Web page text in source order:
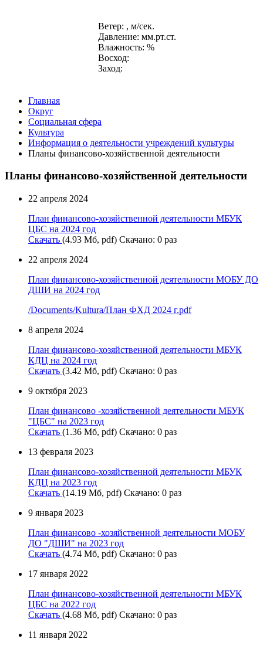
Ветер: , м/сек.
Давление: мм.рт.ст.
Влажность: %
Восход:
Заход:
Главная
Округ
Социальная сфера
Культура
Информация о деятельности учреждений культуры
Планы финансово-хозяйственной деятельности
Планы финансово-хозяйственной деятельности
22 апреля 2024
План финансово-хозяйственной деятельности МБУК
ЦБС на 2024 год
Скачать (4.93 Мб, pdf) Скачано: 0 раз
22 апреля 2024
План финансово-хозяйственной деятельности МОБУ ДО
ДШИ на 2024 год
/Documents/Kultura/План ФХД 2024 г.pdf
8 апреля 2024
План финансово-хозяйственной деятельности МБУК
КДЦ на 2024 год
Скачать (3.42 Мб, pdf) Скачано: 0 раз
9 октября 2023
План финансово -хозяйственной деятельности МБУК
"ЦБС" на 2023 год
Скачать (1.36 Мб, pdf) Скачано: 0 раз
13 февраля 2023
План финансово-хозяйственной деятельности МБУК
КДЦ на 2023 год
Скачать (14.19 Мб, pdf) Скачано: 0 раз
9 января 2023
План финансово -хозяйственной деятельности МОБУ
ДО "ДШИ" на 2023 год
Скачать (4.74 Мб, pdf) Скачано: 0 раз
17 января 2022
План финансово-хозяйственной деятельности МБУК
ЦБС на 2022 год
Скачать (4.68 Мб, pdf) Скачано: 0 раз
11 января 2022